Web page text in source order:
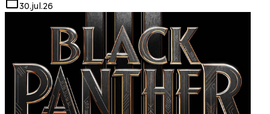
30.jul.26